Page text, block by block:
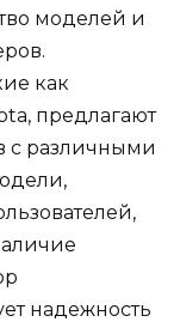
моделей и
как
предлагают
с различными
надежность